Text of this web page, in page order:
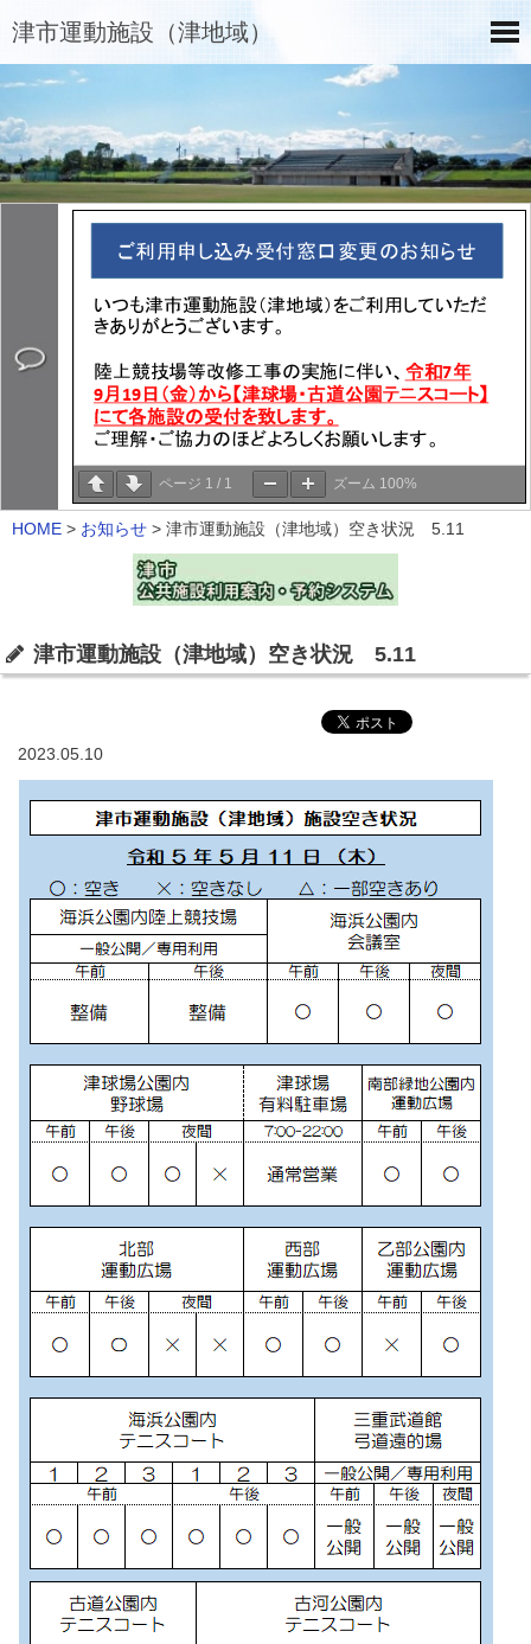
津市運動施設（津地域）
ページ 1 / 1 ズーム 100%
HOME > お知らせ > 津市運動施設（津地域）空き状況 5.11
津市運動施設（津地域）空き状況 5.11
2023.05.10